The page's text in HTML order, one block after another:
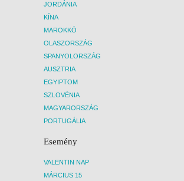
JORDÁNIA
KÍNA
MAROKKÓ
OLASZORSZÁG
SPANYOLORSZÁG
AUSZTRIA
EGYIPTOM
SZLOVÉNIA
MAGYARORSZÁG
PORTUGÁLIA
Esemény
VALENTIN NAP
MÁRCIUS 15